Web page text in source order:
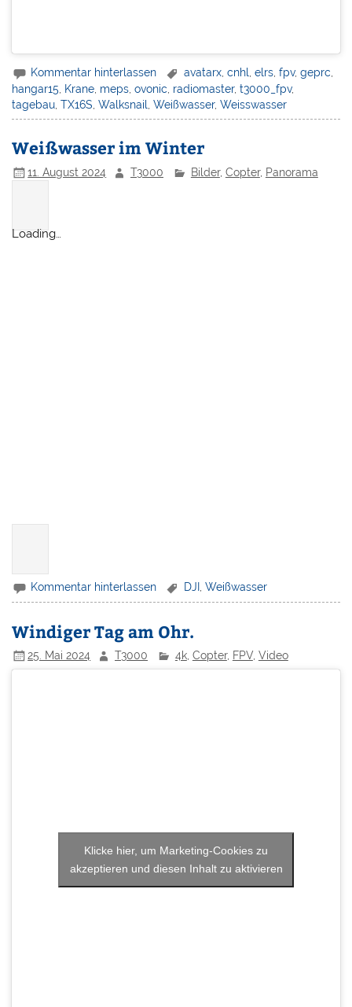
Kommentar hinterlassen avatarx ,cnhl ,elrs ,fpv,geprc
hangar15
Krane meps ,ovonic radiomaster,t3000_fpv,
tagebau ,TX16S ,Walksnail ,Weißwasser,Weisswasser
Weißwasser im Winter
11. August 2024 T3000 Bilder, Copter, Panorama
Loading…
Kommentar hinterlassen DJI ,Weißwasser
Windiger Tag am Ohr.
25. Mai 2024 T3000 4k, Copter, FPV, Video
Klicke hier, um Marketing-Cookies zu
akzeptieren und diesen Inhalt zu aktivieren